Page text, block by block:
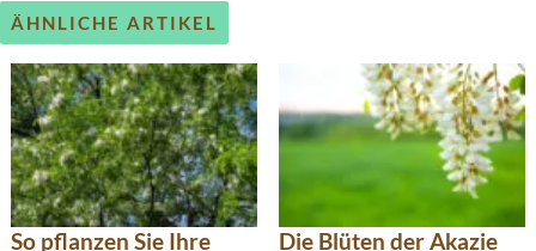
ÄHNLICHE ARTIKEL
So pflanzen Sie Ihre
Die Blüten der Akazie